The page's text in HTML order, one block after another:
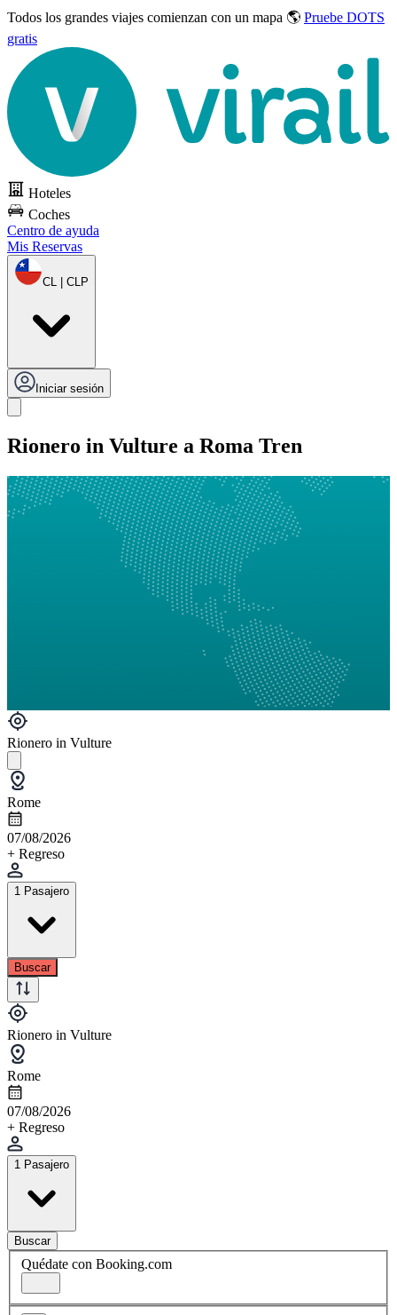
Todos los grandes viajes comienzan con un mapa 🌎 Pruebe DOTS
gratis
Hoteles
Coches
Centro de ayuda
Mis Reservas
CL | CLP
Iniciar sesión
Rionero in Vulture a Roma Tren
Rionero in Vulture
Rome
07/08/2026
+ Regreso
1 Pasajero
Buscar
Rionero in Vulture
Rome
07/08/2026
+ Regreso
1 Pasajero
Buscar
Quédate con Booking.com